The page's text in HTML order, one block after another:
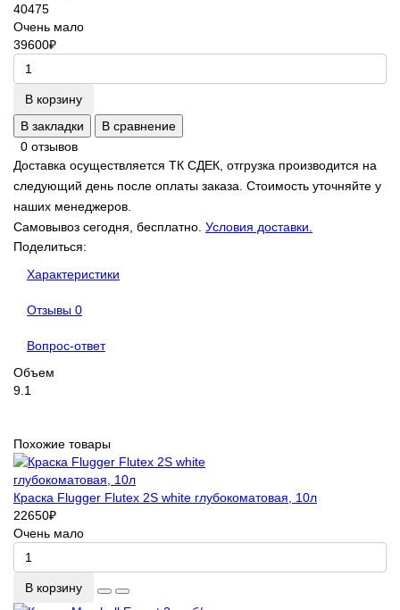
40475
Очень мало
39600₽
В корзину
В закладки
В сравнение
0 отзывов
Доставка осуществляется ТК СДЕК, отгрузка производится на
следующий день после оплаты заказа. Стоимость уточняйте у
наших менеджеров.
Самовывоз сегодня, бесплатно. Условия доставки.
Поделиться:
Характеристики
Отзывы 0
Вопрос-ответ
Объем
9.1
Похожие товары
Краска Flugger Flutex 2S white глубокоматовая, 10л
22650₽
Очень мало
В корзину